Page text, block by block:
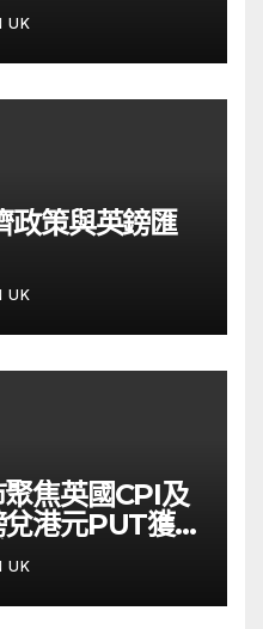
UK
政策與英鎊匯
UK
聚焦英國CPI及
港元PUT獲資
UK